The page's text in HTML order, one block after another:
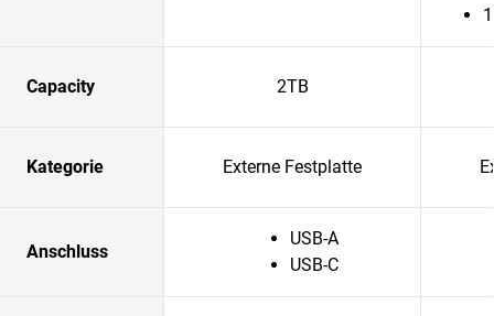
Capacity 2TB
Kategorie Externe Festplatte
Anschluss
USB-A
USB-C